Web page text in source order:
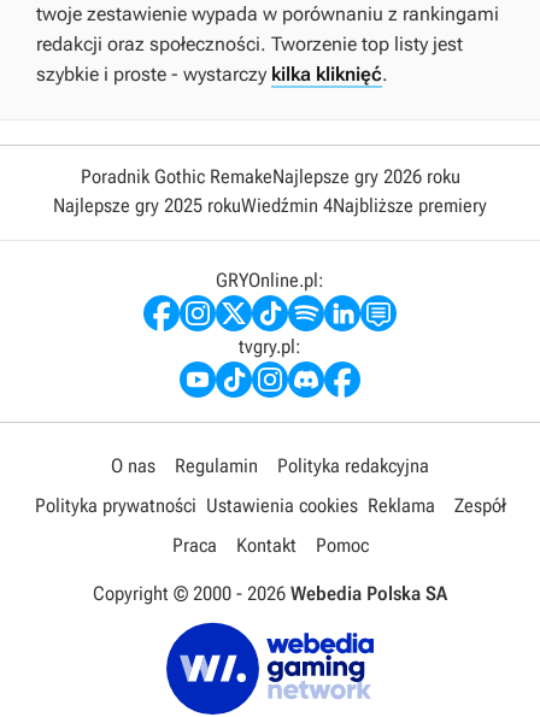
twoje zestawienie wypada w porównaniu z rankingami
redakcji oraz społeczności. Tworzenie top listy jest
szybkie i proste - wystarczy kilka kliknięć.
Poradnik Gothic RemakeNajlepsze gry 2026 roku
Najlepsze gry 2025 rokuWiedźmin 4Najbliższe premiery
GRYOnline.pl:
tvgry.pl:
O nas Regulamin
Polityka redakcyjna
Polityka prywatności Ustawienia cookies Reklama
Zespół
Praca
Kontakt Pomoc
Copyright © 2000 - 2026 Webedia Polska SA